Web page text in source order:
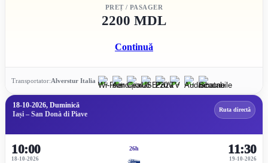
PREȚ / PASAGER
2200 MDL
Continuă
Transportator:Alverstur Italia
18-10-2026, Duminică
Iași – San Donà di Piave
Ruta directă
10:00
18-10-2026
26h
19-10-2026
11:30